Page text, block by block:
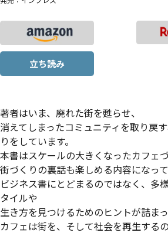
立ち読み
著者はいま、廃れた街を甦らせ、
消えてしまったコミュニティを取り戻
りをしています。
本書はスケールの大きくなったカフェ
街づくりの裏話も楽しめる内容になって
ビジネス書にとどまるのではなく、多
タイルや
生き方を見つけるためのヒントが詰まっ
カフェは街を、そして社会を再生するの